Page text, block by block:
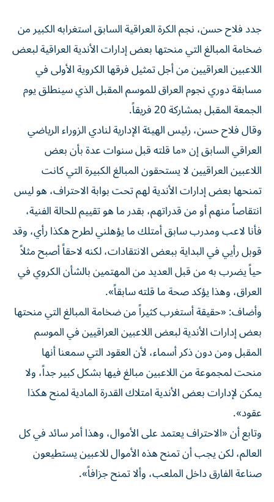
جدد فلاح حسن، نجم الكرة العراقية السابق استغرابه الكبير من
ضخامة المبالغ التي منحتها بعض إدارات الأندية العراقية لبعض
اللاعبين العراقيين من أجل تمثيل فرقها الكروية الأولى في
مسابقة دوري نجوم العراق للموسم المقبل الذي سينطلق يوم
الجمعة المقبل بمشاركة 20 فريقاً.
وقال فلاح حسن، رئيس الهيئة الإدارية لنادي الزوراء الرياضي
العراقي السابق إن «ما قلته قبل سنوات عدة بأن بعض
اللاعبين العراقيين لا يستحقون المبالغ الكبيرة التي كانت
تمنحها بعض إدارات الأندية لهم تحت بوابة الاحتراف، هو ليس
انتقاصاً منهم أو من قدراتهم، بقدر ما هو تقييم للحالة الفنية،
فأنا لاعب ومدرب سابق أمتلك ما يؤهلني لطرح هكذا رأي، وقد
قوبل رأيي في البداية ببعض الانتقادات، لكنه لاحقاً أصبح مثلاً
حياً يضرب به من قبل العديد من المهتمين بالشأن الكروي في
العراق، وهذا يؤكد صحة ما قلته سابقاً».
وأضاف: «حقيقة أستغرب كثيراً من ضخامة المبالغ التي منحتها
بعض إدارات الأندية لبعض اللاعبين العراقيين في الموسم
المقبل ومن دون ذكر أسماء، لأن العقود التي سمعنا أنها
منحت لمجموعة من اللاعبين مبالغ فيها بشكل كبير جداً، ولا
يمكن لإدارات بعض الأندية امتلاك القدرة المادية لمنح هكذا
عقود».
وتابع أن «الاحتراف يعتمد على الأموال، وهذا أمر سائد في كل
العالم، لكن يجب أن تمنح هذه الأموال للاعبين يستطيعون
صناعة الفارق داخل الملعب، وألا تمنح جزافاً».